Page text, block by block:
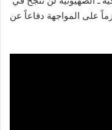
على المواجهة دفاعاً عن